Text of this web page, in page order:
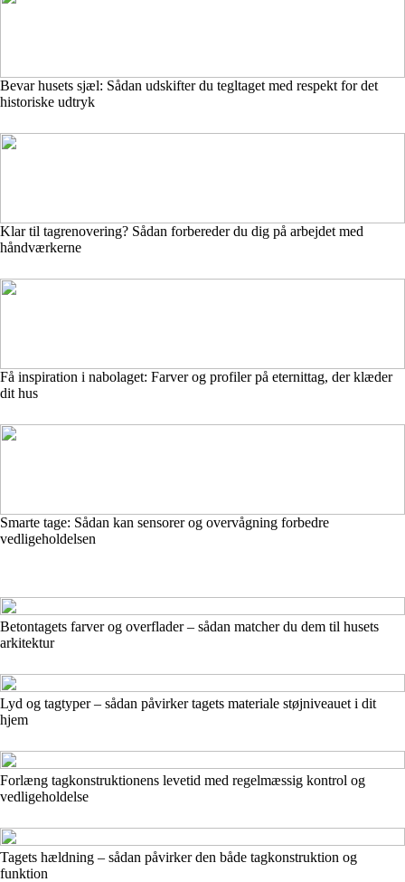
Bevar husets sjæl: Sådan udskifter du tegltaget med respekt for det
historiske udtryk
Klar til tagrenovering? Sådan forbereder du dig på arbejdet med
håndværkerne
Få inspiration i nabolaget: Farver og profiler på eternittag, der klæder
dit hus
Smarte tage: Sådan kan sensorer og overvågning forbedre
vedligeholdelsen
Betontagets farver og overflader – sådan matcher du dem til husets
arkitektur
Lyd og tagtyper – sådan påvirker tagets materiale støjniveauet i dit
hjem
Forlæng tagkonstruktionens levetid med regelmæssig kontrol og
vedligeholdelse
Tagets hældning – sådan påvirker den både tagkonstruktion og
funktion